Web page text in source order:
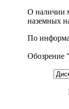
О наличии
наземных
По
Обозрение